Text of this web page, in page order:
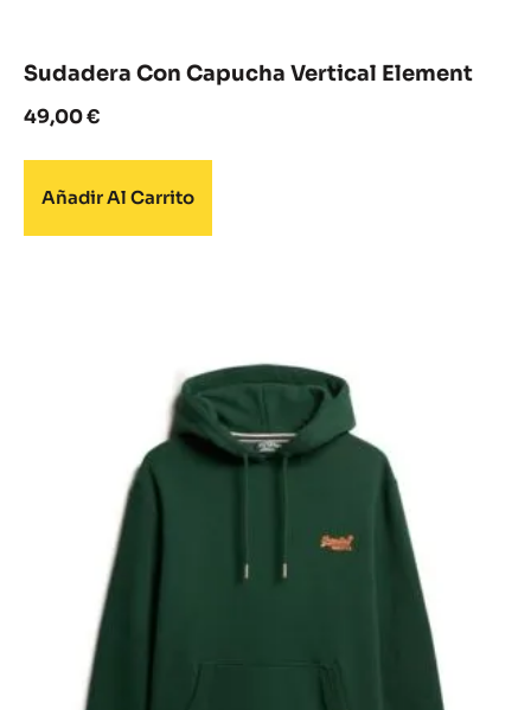
Sudadera Con Capucha Vertical Element
49,00€
Añadir Al Carrito